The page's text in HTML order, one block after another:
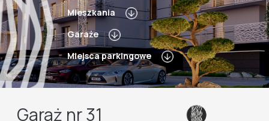
Mieszkania
Garaże
Miejsca parkingowe
Garaż nr 31